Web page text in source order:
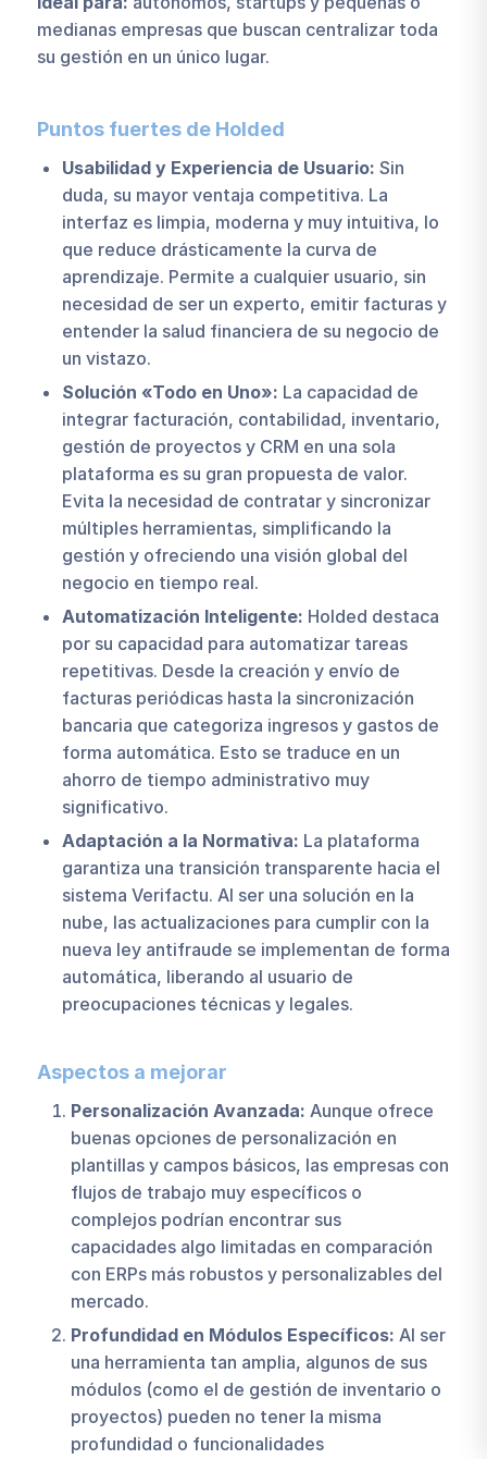
medianas empresas que buscan centralizar toda
su gestión en un único lugar.
Puntos fuertes de Holded
Usabilidad y Experiencia de Usuario: Sin
duda, su mayor ventaja competitiva. La
interfaz es limpia, moderna y muy intuitiva, lo
que reduce drásticamente la curva de
aprendizaje. Permite a cualquier usuario, sin
necesidad de ser un experto, emitir facturas y
entender la salud financiera de su negocio de
un vistazo.
Solución «Todo en Uno»: La capacidad de
integrar facturación, contabilidad, inventario,
gestión de proyectos y CRM en una sola
plataforma es su gran propuesta de valor.
Evita la necesidad de contratar y sincronizar
múltiples herramientas, simplificando la
gestión y ofreciendo una visión global del
negocio en tiempo real.
Automatización Inteligente: Holded destaca
por su capacidad para automatizar tareas
repetitivas. Desde la creación y envío de
facturas periódicas hasta la sincronización
bancaria que categoriza ingresos y gastos de
forma automática. Esto se traduce en un
ahorro de tiempo administrativo muy
significativo.
Adaptación a la Normativa: La plataforma
garantiza una transición transparente hacia el
sistema Verifactu. Al ser una solución en la
nube, las actualizaciones para cumplir con la
nueva ley antifraude se implementan de forma
automática, liberando al usuario de
preocupaciones técnicas y legales.
Aspectos a mejorar
Personalización Avanzada: Aunque ofrece
buenas opciones de personalización en
plantillas y campos básicos, las empresas con
flujos de trabajo muy específicos o
complejos podrían encontrar sus
capacidades algo limitadas en comparación
con ERPs más robustos y personalizables del
mercado.
Profundidad en Módulos Específicos: Al ser
una herramienta tan amplia, algunos de sus
módulos (como el de gestión de inventario o
proyectos) pueden no tener la misma
profundidad o funcionalidades